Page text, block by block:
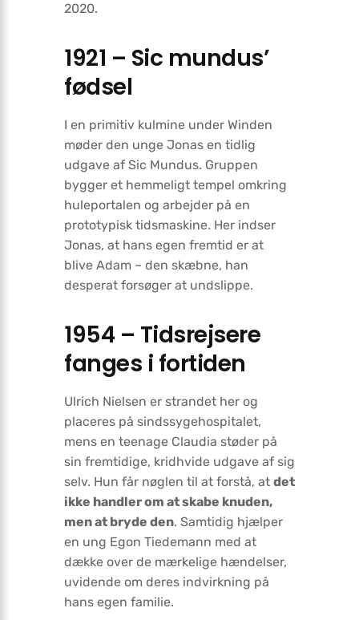
2020.
1921 – Sic mundus’
fødsel
I en primitiv kulmine under Winden
møder den unge Jonas en tidlig
udgave af Sic Mundus. Gruppen
bygger et hemmeligt tempel omkring
huleportalen og arbejder på en
prototypisk tidsmaskine. Her indser
Jonas, at hans egen fremtid er at
blive Adam – den skæbne, han
desperat forsøger at undslippe.
1954 – Tidsrejsere
fanges i fortiden
Ulrich Nielsen er strandet her og
placeres på sindssygehospitalet,
mens en teenage Claudia støder på
sin fremtidige, kridhvide udgave af sig
selv. Hun får nøglen til at forstå, at det
ikke handler om at skabe knuden,
men at bryde den. Samtidig hjælper
en ung Egon Tiedemann med at
dække over de mærkelige hændelser,
uvidende om deres indvirkning på
hans egen familie.